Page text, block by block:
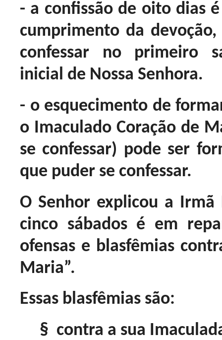
- a confissão de oito dias
cumprimento da
confessar no primeiro
inicial de Nossa Senhora.
- o esquecimento de
o Imaculado Coração de
se confessar) pode ser
que puder se confessar.
O Senhor explicou a Irmã
cinco sábados é em
ofensas e blasfêmias
Maria”.
Essas blasfêmias são:
§ contra a sua